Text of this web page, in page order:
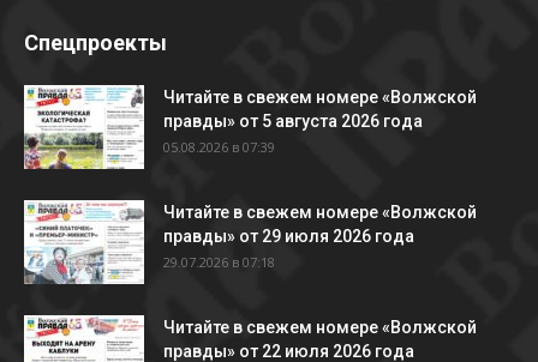
Спецпроекты
Читайте в свежем номере «Волжской
правды» от 5 августа 2026 года
05.08.2026 в 07:39
Читайте в свежем номере «Волжской
правды» от 29 июля 2026 года
29.07.2026 в 07:18
Читайте в свежем номере «Волжской
правды» от 22 июля 2026 года